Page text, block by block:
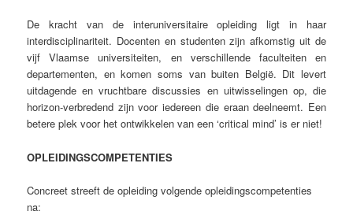
De kracht van de interuniversitaire opleiding ligt in haar
interdisciplinariteit. Docenten en studenten zijn afkomstig uit de
vijf Vlaamse universiteiten, en verschillende faculteiten en
departementen, en komen soms van buiten België. Dit levert
uitdagende en vruchtbare discussies en uitwisselingen op, die
horizon-verbredend zijn voor iedereen die eraan deelneemt. Een
betere plek voor het ontwikkelen van een ‘critical mind’ is er niet!
OPLEIDINGSCOMPETENTIES
Concreet streeft de opleiding volgende opleidingscompetenties
na: